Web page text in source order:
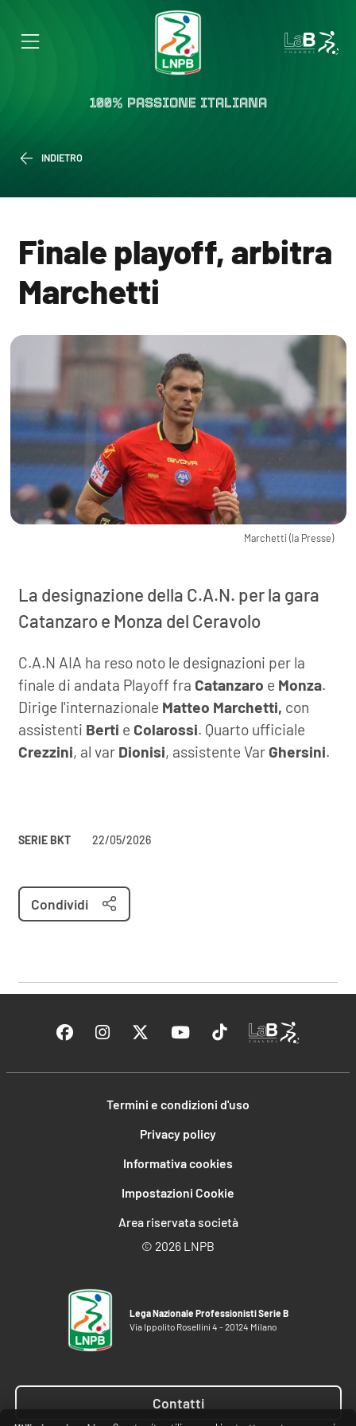
100% PASSIONE ITALIANA
INDIETRO
Finale playoff, arbitra
Marchetti
Marchetti (la Presse)
La designazione della C.A.N. per la gara
Catanzaro e Monza del Ceravolo
C.A.N AIA ha reso noto le designazioni per la
finale di andata Playoff fra Catanzaro e Monza.
Dirige l'internazionale Matteo Marchetti, con
assistenti Berti e Colarossi. Quarto ufficiale
Crezzini, al var Dionisi, assistente Var Ghersini.
SERIE BKT 22/05/2026
Condividi
Termini e condizioni d'uso
Privacy policy
Informativa cookies
Impostazioni Cookie
Area riservata società
© 2026 LNPB
Lega Nazionale Professionisti Serie B
Via Ippolito Rosellini 4 - 20124 Milano
Contatti